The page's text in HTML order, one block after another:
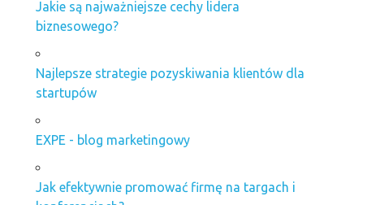
Jakie są najważniejsze cechy lidera
biznesowego?
Najlepsze strategie pozyskiwania klientów dla
startupów
EXPE - blog marketingowy
Jak efektywnie promować firmę na targach i